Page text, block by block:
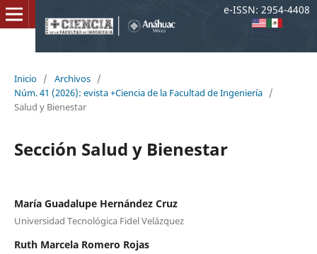
Inicio / Archivos /
Núm. 41 (2026): evista +Ciencia de la Facultad de Ingeniería /
Salud y Bienestar
Sección Salud y Bienestar
María Guadalupe Hernández Cruz
Universidad Tecnológica Fidel Velázquez
Ruth Marcela Romero Rojas
e-ISSN: 2954-4408